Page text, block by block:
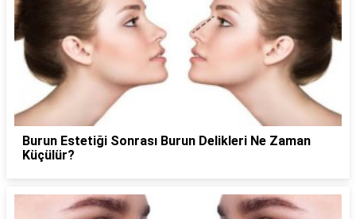
Burun Estetiği Sonrası Burun Delikleri Ne Zaman
Küçülür?